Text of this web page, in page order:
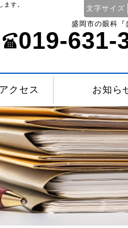
す。
盛岡市の眼科『
019-631-
文字サイズ
クセス お知ら